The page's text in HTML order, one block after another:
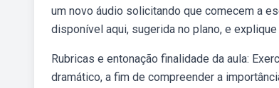
um novo áudio solicitando que comecem a
disponível aqui, sugerida no plano, e
Rubricas e entonação finalidade da aula:
dramático, a fim de compreender a